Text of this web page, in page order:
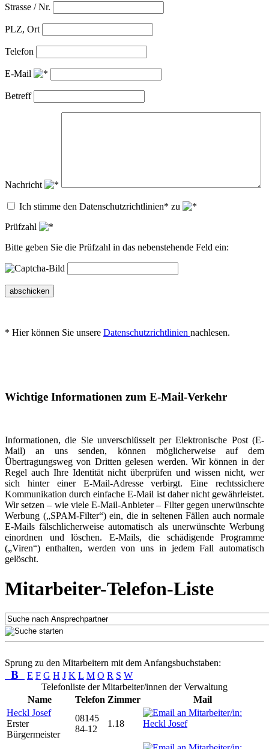
Strasse / Nr.
PLZ, Ort
Telefon
E-Mail
Betreff
Nachricht
Ich stimme den Datenschutzrichtlinien* zu
Prüfzahl
Bitte geben Sie die Prüfzahl in das nebenstehende Feld ein:
abschicken
* Hier können Sie unsere Datenschutzrichtlinien nachlesen.
Wichtige Informationen zum E-Mail-Verkehr
Informationen, die Sie unverschlüsselt per Elektronische Post (E-
Mail) an uns senden, können möglicherweise auf dem
Übertragungsweg von Dritten gelesen werden. Wir können in der
Regel auch Ihre Identität nicht überprüfen und wissen nicht, wer
sich hinter einer E-Mail-Adresse verbirgt. Eine rechtssichere
Kommunikation durch einfache E-Mail ist daher nicht gewährleistet.
Wir setzen – wie viele E-Mail-Anbieter – Filter gegen unerwünschte
Werbung („SPAM-Filter“) ein, die in seltenen Fällen auch normale
E-Mails fälschlicherweise automatisch als unerwünschte Werbung
einordnen und löschen. E-Mails, die schädigende Programme
(„Viren“) enthalten, werden von uns in jedem Fall automatisch
gelöscht.
Mitarbeiter-Telefon-Liste
Sprung zu den Mitarbeitern mit dem Anfangsbuchstaben:
B E F G H J K L M O R S W
Telefonliste der Mitarbeiter/innen der Verwaltung
Name
Telefon Zimmer
Mail
Heckl Josef
Erster
Bürgermeister
08145
84-12
1.18